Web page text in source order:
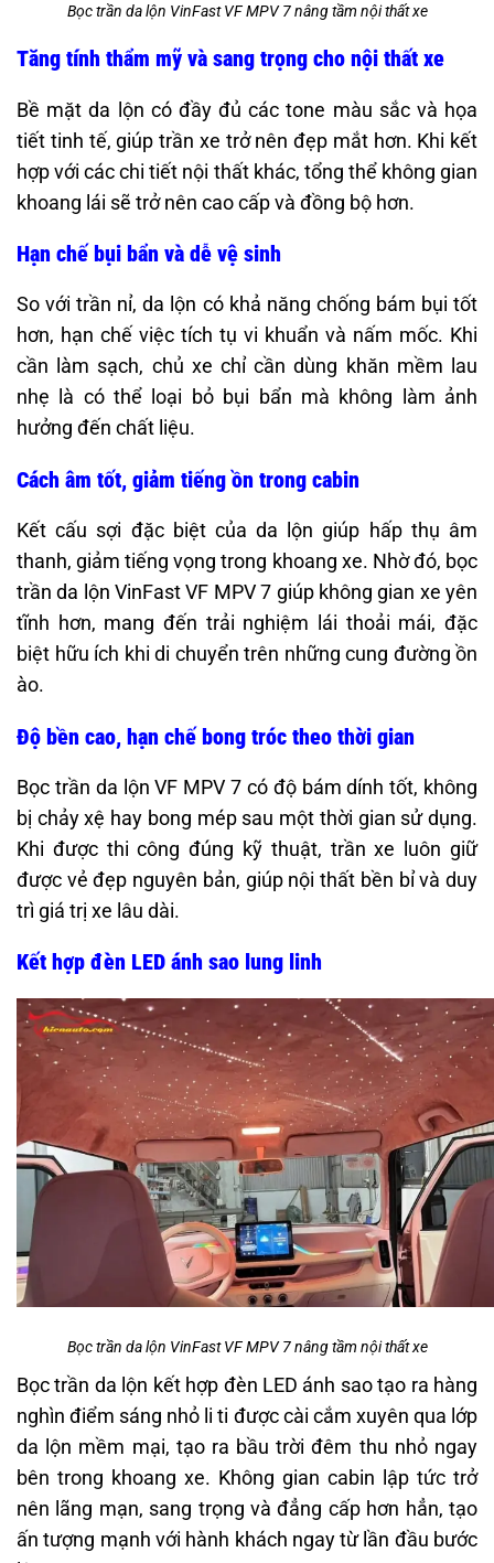
Bọc trần da lộn VinFast VF MPV 7 nâng tầm nội thất xe
Tăng tính thẩm mỹ và sang trọng cho nội thất xe
Bề mặt da lộn có đầy đủ các tone màu sắc và họa
tiết tinh tế, giúp trần xe trở nên đẹp mắt hơn. Khi kết
hợp với các chi tiết nội thất khác, tổng thể không gian
khoang lái sẽ trở nên cao cấp và đồng bộ hơn.
Hạn chế bụi bẩn và dễ vệ sinh
So với trần nỉ, da lộn có khả năng chống bám bụi tốt
hơn, hạn chế việc tích tụ vi khuẩn và nấm mốc. Khi
cần làm sạch, chủ xe chỉ cần dùng khăn mềm lau
nhẹ là có thể loại bỏ bụi bẩn mà không làm ảnh
hưởng đến chất liệu.
Cách âm tốt, giảm tiếng ồn trong cabin
Kết cấu sợi đặc biệt của da lộn giúp hấp thụ âm
thanh, giảm tiếng vọng trong khoang xe. Nhờ đó, bọc
trần da lộn VinFast VF MPV 7 giúp không gian xe yên
tĩnh hơn, mang đến trải nghiệm lái thoải mái, đặc
biệt hữu ích khi di chuyển trên những cung đường ồn
ào.
Độ bền cao, hạn chế bong tróc theo thời gian
Bọc trần da lộn VF MPV 7 có độ bám dính tốt, không
bị chảy xệ hay bong mép sau một thời gian sử dụng.
Khi được thi công đúng kỹ thuật, trần xe luôn giữ
được vẻ đẹp nguyên bản, giúp nội thất bền bỉ và duy
trì giá trị xe lâu dài.
Kết hợp đèn LED ánh sao lung linh
Bọc trần da lộn VinFast VF MPV 7 nâng tầm nội thất xe
Bọc trần da lộn kết hợp đèn LED ánh sao tạo ra hàng
nghìn điểm sáng nhỏ li ti được cài cắm xuyên qua lớp
da lộn mềm mại, tạo ra bầu trời đêm thu nhỏ ngay
bên trong khoang xe. Không gian cabin lập tức trở
nên lãng mạn, sang trọng và đẳng cấp hơn hẳn, tạo
ấn tượng mạnh với hành khách ngay từ lần đầu bước